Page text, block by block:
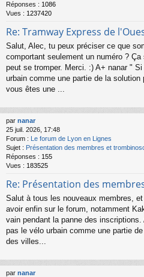
Réponses : 1086
Vues : 1237420
Re: Tramway Express de
Salut, Alec, tu peux préciser ce que
comportant seulement un numéro ?
peut se tromper. Merci. :) A+ nanar "
urbain comme une partie de la
vous êtes une ...
par nanar
25 juil. 2026, 17:48
Forum : Le forum de Lyon en Lignes
Sujet : Présentation des membres et
Réponses : 155
Vues : 183525
Re: Présentation des
Salut à tous les nouveaux membres,
avoir enfin sur le forum, notamment
vain pendant la panne des
pas le vélo urbain comme une partie
des villes...
par nanar